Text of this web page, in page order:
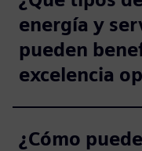
energía y
pueden
excelencia
¿Cómo